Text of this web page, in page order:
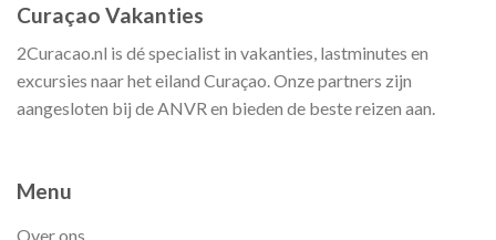
Curaçao Vakanties
2Curacao.nl is dé specialist in vakanties, lastminutes en
excursies naar het eiland Curaçao. Onze partners zijn
aangesloten bij de ANVR en bieden de beste reizen aan.
Menu
Over ons